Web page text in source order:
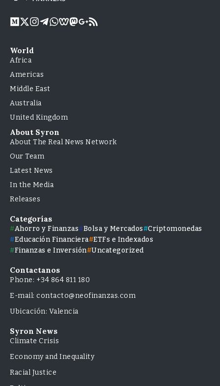
World
Africa
Americas
Middle East
Australia
United Kingdom
About Syron
About The Real News Network
Our Team
Latest News
In the Media
Releases
Categorías
Ahorro y Finanzas Bolsa y Mercados
Criptomonedas
Educación Financiera ETFs e Indexados
Finanzas e Inversión Uncategorized
Contactanos
Phone: +34 864 811 180
E-mail: contacto@neofinanzas.com
Ubicación: Valencia
Syron News
Climate Crisis
Economy and Inequality
Racial Justice